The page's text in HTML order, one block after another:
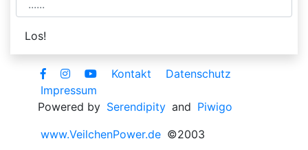
Kontakt
Datenschutz
Impressum
Powered by Serendipity and Piwigo
www.VeilchenPower.de ©2003